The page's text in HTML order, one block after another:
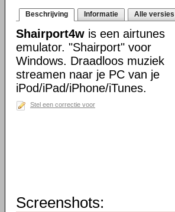
Beschrijving Informatie Alle versies
Shairport4w is een airtunes
emulator. "Shairport" voor
Windows. Draadloos muziek
streamen naar je PC van je
iPod/iPad/iPhone/iTunes.
Stel een correctie voor
Screenshots: